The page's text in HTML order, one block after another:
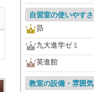
自習室の使いやすさ
昴
九大進学ゼミ
英進館
教室の設備・雰囲気